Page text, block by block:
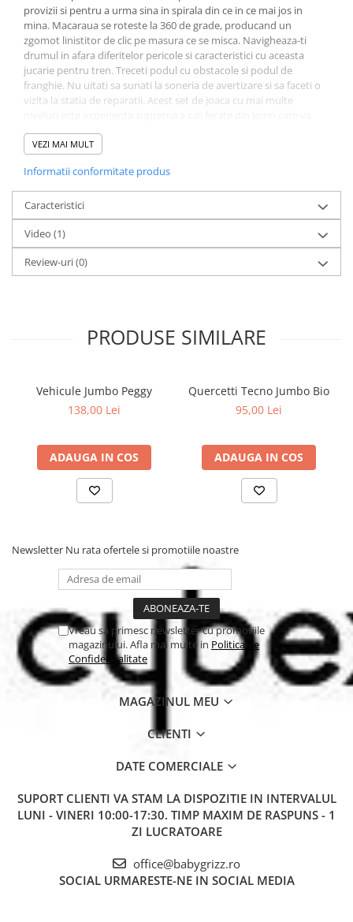
provizii si pentru a urma sina in spirala din ce in ce mai jos in
mina. Macaraua se roteste la 360 de grade, producand un
zgomot linistitor de clic pe masura ce se misca. Navigheaza-ti
drumul in afara diferitelor pericole si caracteristici cu aceasta
jucarie pentru tren. Treceti podul cu obstacole si podul de
franghie. Nu uitati sa sunati la soneria de avertizare si sa faceti o
vizita la statia de reparatii. Acest set de joaca cu mai multe
distra si va oferi multe ore de calitate de distractie si joaca
imaginativa pentru micutul si prietenii dvs. Jucaria premiata Hape
Germania. A castigat 2017 Toy of the Year Educational in Australia
Toy Hobby & Licensing Fair, si Toy Fair's Best New Toys (categoria
jucarii din lemn) la 2017 London Toy Fair, Marea Britanie.
Dimensiuni: L: 92, l: 58.5, H: 66 cm, Dimensiuni cutie: L: 62, l: 20, H:
57 cm.
VEZI MAI MULT
Informatii conformitate produs
Caracteristici
Video (1)
Review-uri(0)
PRODUSE SIMILARE
Vehicule Jumbo Peggy
138,00 Lei
ADAUGA IN COS
Quercetti Tecno Jumbo Bio
95,00 Lei
ADAUGA IN COS
Newsletter Nu rata ofertele si promotiile noastre
Vreau sa primesc newsletter cu promotiile
magazinului. Afla mai multe in Politica de
Confidentialitate
MAGAZINUL MEU
CLIENTI
DATE COMERCIALE
SUPORT CLIENTI VA STAM LA DISPOZITIE IN INTERVALUL
LUNI - VINERI 10:00-17:30. TIMP MAXIM DE RASPUNS - 1
ZI LUCRATOARE
office@babygrizz.ro
SOCIAL URMARESTE-NE IN SOCIAL MEDIA